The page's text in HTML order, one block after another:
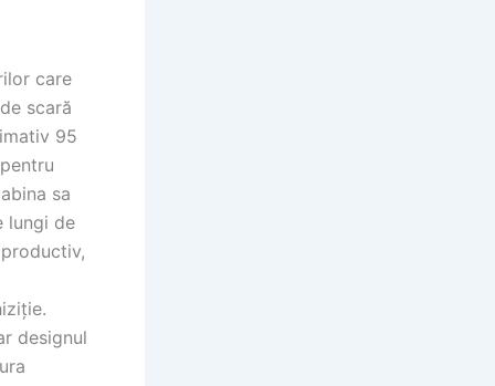
care
scară
95
sa
lungi de
designul